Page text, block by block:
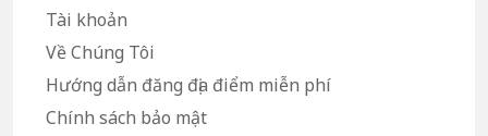
Tài khoản
Về Chúng Tôi
Hướng dẫn đăng địa điểm miễn phí
Chính sách bảo mật